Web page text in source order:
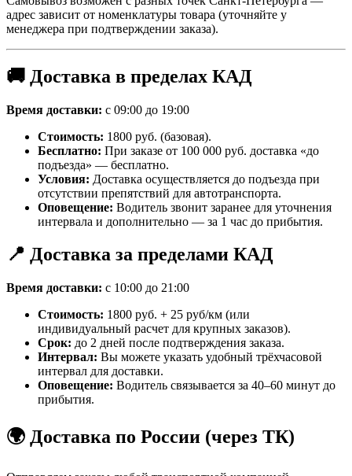
адрес зависит от номенклатуры товара (уточняйте у
менеджера при подтверждении заказа).
🚚 Доставка в пределах КАД
Время доставки: с 09:00 до 19:00
Стоимость: 1800 руб. (базовая).
Бесплатно: При заказе от 100 000 руб. доставка «до
подъезда» — бесплатно.
Условия: Доставка осуществляется до подъезда при
отсутствии препятствий для автотранспорта.
Оповещение: Водитель звонит заранее для уточнения
интервала и дополнительно — за 1 час до прибытия.
📍 Доставка за пределами КАД
Время доставки: с 10:00 до 21:00
Стоимость: 1800 руб. + 25 руб/км (или
индивидуальный расчет для крупных заказов).
Срок: до 2 дней после подтверждения заказа.
Интервал: Вы можете указать удобный трёхчасовой
интервал для доставки.
Оповещение: Водитель связывается за 40–60 минут до
прибытия.
🌍 Доставка по России (через ТК)